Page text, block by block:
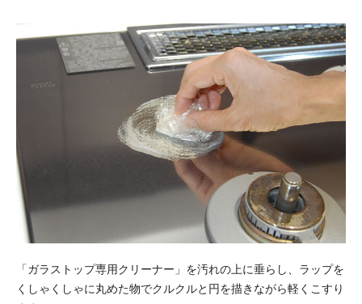
「ガラストップ専用クリーナー」を汚れの上に垂らし、ラップを
くしゃくしゃに丸めた物でクルクルと円を描きながら軽くこすり